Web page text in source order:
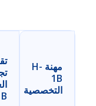
مهنة H-
1B
التخصصية